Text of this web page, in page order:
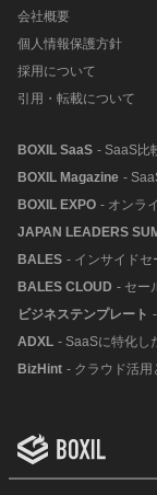
会社概要
個人情報保護方針
採用について
引用・転載について
BOXIL SaaS - SaaS比
BOXIL Magazine -
BOXIL EXPO - オンラ
JAPAN LEADERS
BALES - インサイドセ
BALES CLOUD - セー
ビジネステンプレート
ADXL - SaaSに特化し
BizHint - クラウド活用